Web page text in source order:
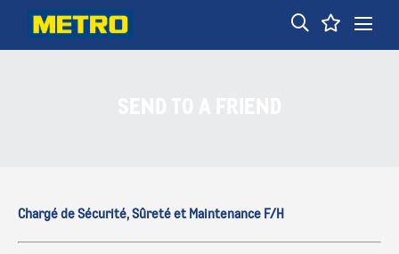
fbq('track', 'Lead');
Chargé de Sécurité, Sûreté et Maintenance F/H